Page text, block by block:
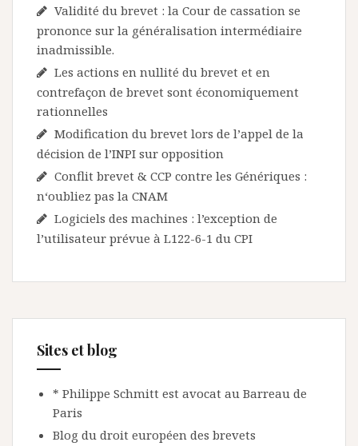
Validité du brevet : la Cour de cassation se
prononce sur la généralisation intermédiaire
inadmissible.
Les actions en nullité du brevet et en
contrefaçon de brevet sont économiquement
rationnelles
Modification du brevet lors de l’appel de la
décision de l’INPI sur opposition
Conflit brevet & CCP contre les Génériques :
n‘oubliez pas la CNAM
Logiciels des machines : l’exception de
l’utilisateur prévue à L122-6-1 du CPI
Sites et blog
* Philippe Schmitt est avocat au Barreau de
Paris
Blog du droit européen des brevets